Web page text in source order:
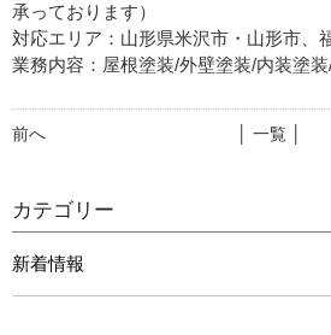
承っております）
対応エリア：山形県米沢市・山形市
業務内容：屋根塗装/外壁塗装/内装塗
前へ │ 一覧 │
カテゴリー
新着情報